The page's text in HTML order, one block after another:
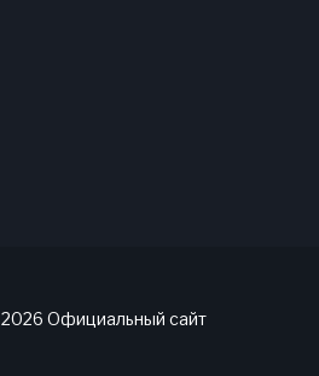
2026 Официальный сайт